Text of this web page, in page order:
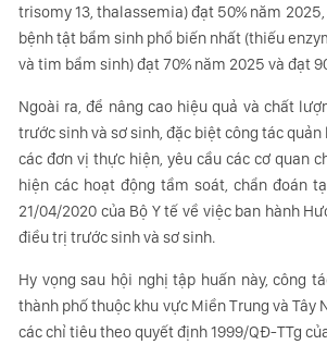
trisomy 13, thalassemia) đạt 50% năm
bệnh tật bẩm sinh phổ biến nhất (thiếu
và tim bẩm sinh) đạt 70% năm 2025 và đạt
Ngoài ra, để nâng cao hiệu quả và chất
trước sinh và sơ sinh, đặc biệt công tác
các đơn vị thực hiện, yêu cầu các cơ quan
hiện các hoạt động tầm soát, chẩn đoán
21/04/2020 của Bộ Y tế về việc ban hành
điều trị trước sinh và sơ sinh.
Hy vọng sau hội nghị tập huấn này, công
thành phố thuộc khu vực Miền Trung và
các chỉ tiêu theo quyết định 1999/QĐ-TTg